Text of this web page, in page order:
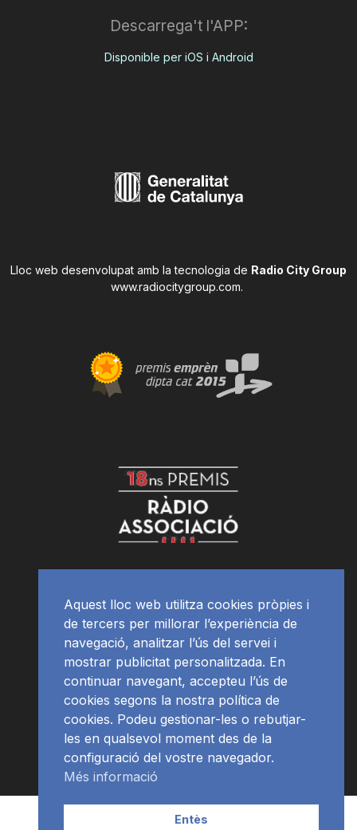
Descarrega't l'APP:
Disponible per iOS i Android
Lloc web desenvolupat amb la tecnologia de Radio City Group
www.radiocitygroup.com.
APP Programació
Aquest lloc web utilitza cookies pròpies i
de tercers per millorar l’experiència de
navegació, analitzar l’ús del servei i
mostrar publicitat personalitzada. En
continuar navegant, accepteu l’ús de
cookies segons la nostra política de
cookies. Podeu gestionar-les o rebutjar-
les en qualsevol moment des de la
configuració del vostre navegador.
Més informació
Entès